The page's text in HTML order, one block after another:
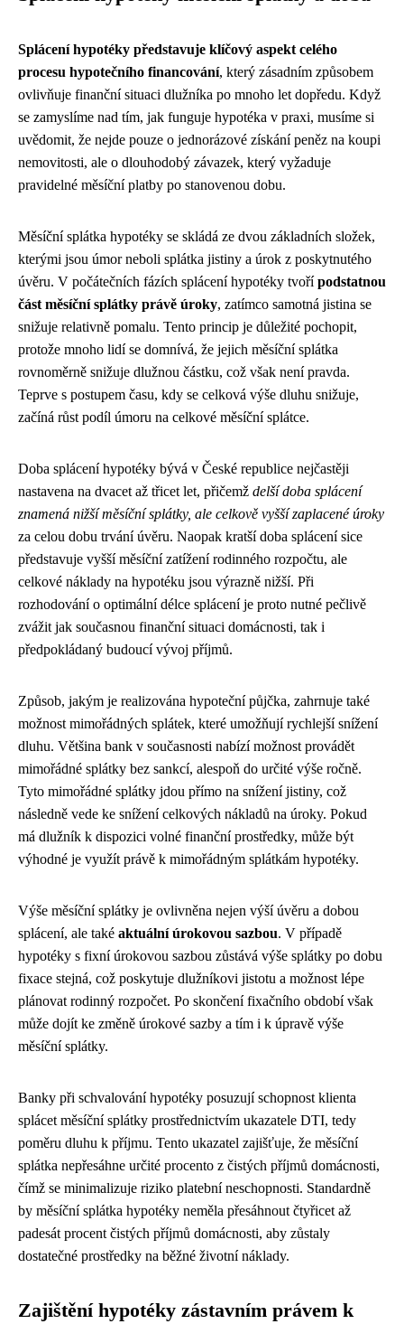
Splácení hypotéky představuje klíčový aspekt celého
procesu hypotečního financování, který zásadním způsobem
ovlivňuje finanční situaci dlužníka po mnoho let dopředu. Když
se zamyslíme nad tím, jak funguje hypotéka v praxi, musíme si
uvědomit, že nejde pouze o jednorázové získání peněz na koupi
nemovitosti, ale o dlouhodobý závazek, který vyžaduje
pravidelné měsíční platby po stanovenou dobu.
Měsíční splátka hypotéky se skládá ze dvou základních složek,
kterými jsou úmor neboli splátka jistiny a úrok z poskytnutého
úvěru. V počátečních fázích splácení hypotéky tvoří podstatnou
část měsíční splátky právě úroky, zatímco samotná jistina se
snižuje relativně pomalu. Tento princip je důležité pochopit,
protože mnoho lidí se domnívá, že jejich měsíční splátka
rovnoměrně snižuje dlužnou částku, což však není pravda.
Teprve s postupem času, kdy se celková výše dluhu snižuje,
začíná růst podíl úmoru na celkové měsíční splátce.
Doba splácení hypotéky bývá v České republice nejčastěji
nastavena na dvacet až třicet let, přičemž delší doba splácení
znamená nižší měsíční splátky, ale celkově vyšší zaplacené úroky
za celou dobu trvání úvěru. Naopak kratší doba splácení sice
představuje vyšší měsíční zatížení rodinného rozpočtu, ale
celkové náklady na hypotéku jsou výrazně nižší. Při
rozhodování o optimální délce splácení je proto nutné pečlivě
zvážit jak současnou finanční situaci domácnosti, tak i
předpokládaný budoucí vývoj příjmů.
Způsob, jakým je realizována hypoteční půjčka, zahrnuje také
možnost mimořádných splátek, které umožňují rychlejší snížení
dluhu. Většina bank v současnosti nabízí možnost provádět
mimořádné splátky bez sankcí, alespoň do určité výše ročně.
Tyto mimořádné splátky jdou přímo na snížení jistiny, což
následně vede ke snížení celkových nákladů na úroky. Pokud
má dlužník k dispozici volné finanční prostředky, může být
výhodné je využít právě k mimořádným splátkám hypotéky.
Výše měsíční splátky je ovlivněna nejen výší úvěru a dobou
splácení, ale také aktuální úrokovou sazbou. V případě
hypotéky s fixní úrokovou sazbou zůstává výše splátky po dobu
fixace stejná, což poskytuje dlužníkovi jistotu a možnost lépe
plánovat rodinný rozpočet. Po skončení fixačního období však
může dojít ke změně úrokové sazby a tím i k úpravě výše
měsíční splátky.
Banky při schvalování hypotéky posuzují schopnost klienta
splácet měsíční splátky prostřednictvím ukazatele DTI, tedy
poměru dluhu k příjmu. Tento ukazatel zajišťuje, že měsíční
splátka nepřesáhne určité procento z čistých příjmů domácnosti,
čímž se minimalizuje riziko platební neschopnosti. Standardně
by měsíční splátka hypotéky neměla přesáhnout čtyřicet až
padesát procent čistých příjmů domácnosti, aby zůstaly
dostatečné prostředky na běžné životní náklady.
Zajištění hypotéky zástavním právem k